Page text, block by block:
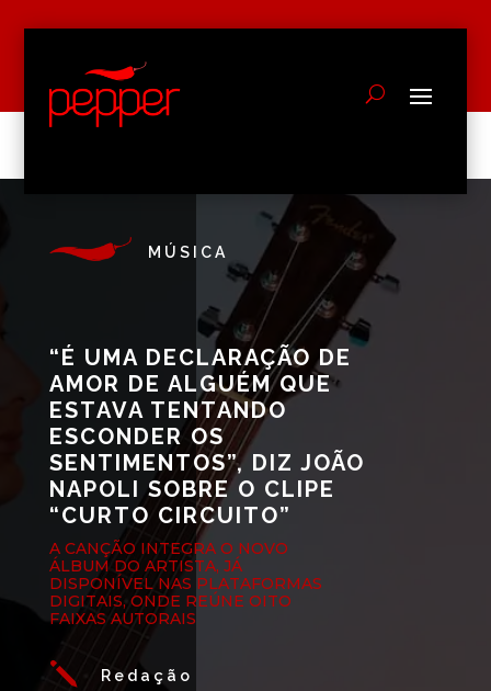
MÚSICA
“É UMA DECLARAÇÃO DE
AMOR DE ALGUÉM QUE
ESTAVA TENTANDO
ESCONDER OS
SENTIMENTOS”, DIZ JOÃO
NAPOLI SOBRE O CLIPE
“CURTO CIRCUITO”
A CANÇÃO INTEGRA O NOVO
ÁLBUM DO ARTISTA, JÁ
DISPONÍVEL NAS PLATAFORMAS
DIGITAIS, ONDE REÚNE OITO
FAIXAS AUTORAIS
j Redação